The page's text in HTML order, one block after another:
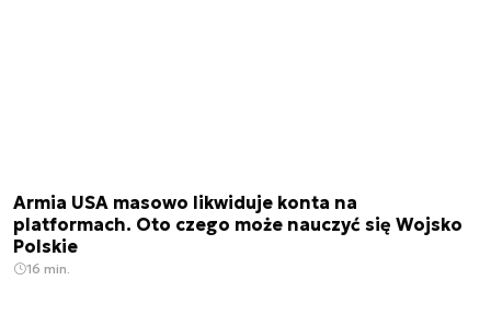
Armia USA masowo likwiduje konta na
platformach. Oto czego może nauczyć się Wojsko
Polskie
16 min.